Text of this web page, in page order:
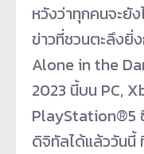
หวังว่าทุกคนจะยั
ข่าวที่ชวนตะลึงยิ่
Alone in the
2023 นี้บน PC,
PlayStation®5
ดิจิทัลได้แล้ววันนี้